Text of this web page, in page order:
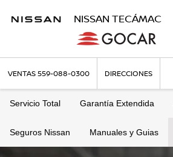
NISSAN TECÁMAC
VENTAS559-088-0300 DIRECCIONES
Servicio Total Garantía Extendida
Seguros Nissan Manuales y Guias